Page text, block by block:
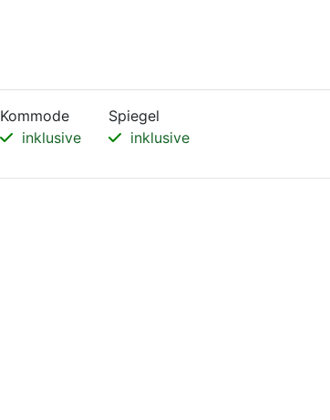
Kommode
inklusive
Spiegel
inklusive